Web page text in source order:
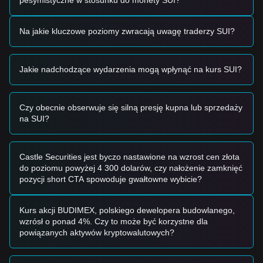
kontynuację trendu wzrostowego.
• Jeśli kurs SUI spadnie poniżej psychologicznego poziomu
$3.00
, rynek może wejść w głębszą fazę korekcyjną,
potencjalnie ponownie testując strefy niższej płynności.
Strategia kupna
Inwestorzy konserwatywni
• Poczekaj, aż kurs SUI cofnie się do poziomu wsparcia
• Alternatywnie, poczekaj na jednoznaczne dzienne
Inwestorzy nastawieni na trend
• Jeśli SUI przełamie $3.60 oporu, rozważ podążanie za
trendem. Następny docelowy poziom ceny szacuje się na
$4.00, a następnie$4.25.
wyznacza nowe maksima.
Inwestorzy długoterminowi
• Dopóki rynek utrzymuje swoją strukturę powyżej makro
poziomu wsparcia$2.80, długoterminowa ścieżka
Na jakie kluczowe poziomy zwracają uwagę traderzy SUI?
Jakie nadchodzące wydarzenia mogą wpłynąć na kurs SUI?
Czy obecnie obserwuje się silną presję kupna lub sprzedaży
na SUI?
Castle Securities jest byczo nastawione na wzrost cen złota
do poziomu powyżej 4 300 dolarów, czy nałożenie zamknięć
pozycji short CTA spowoduje gwałtowne wybicie?
Kurs akcji BUDIMEX, polskiego dewelopera budowlanego,
wzrósł o ponad 4%. Czy to może być korzystne dla
powiązanych aktywów kryptowalutowych?